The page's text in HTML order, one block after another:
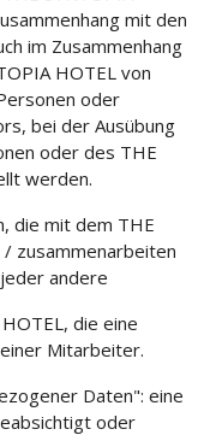
mit den
im Zusammenhang
HOTEL von
oder
bei der Ausübung
oder des THE
werden.
die mit dem THE
zusammenarbeiten
andere
die eine
Mitarbeiter.
Daten": eine
oder